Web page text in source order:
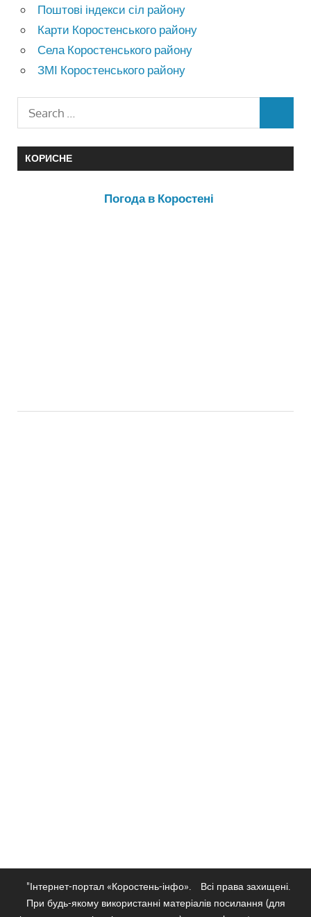
Поштові індекси сіл району
Карти Коростенського району
Села Коростенського району
ЗМІ Коростенського району
КОРИСНЕ
Погода в Коростені
"Інтернет-портал «Коростень-інфо».
Всі права захищені.
При будь-якому використанні матеріалів посилання (для